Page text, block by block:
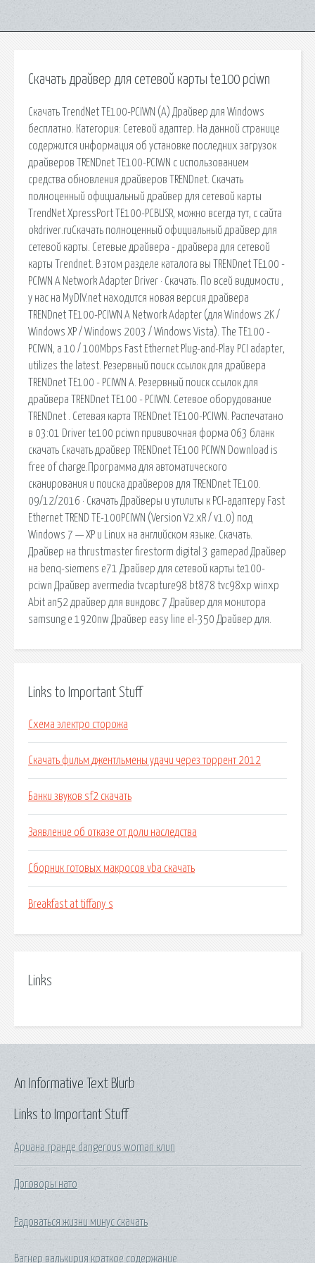
Скачать драйвер для сетевой карты te100 pciwn
Скачать TrendNet TE100-PCIWN (A) Драйвер для Windows
бесплатно. Категория: Сетевой адаптер. На данной странице
содержится информация об установке последних загрузок
драйверов TRENDnet TE100-PCIWN с использованием
средства обновления драйверов TRENDnet. Скачать
полноценный официальный драйвер для сетевой карты
TrendNet XpressPort TE100-PCBUSR, можно всегда тут, с сайта
okdriver.ruСкачать полноценный официальный драйвер для
сетевой карты. Сетевые драйвера - драйвера для сетевой
карты Trendnet. В этом разделе каталога вы TRENDnet TE100 -
PCIWN A Network Adapter Driver · Скачать. По всей видимости ,
у нас на MyDIV.net находится новая версия драйвера
TRENDnet TE100-PCIWN A Network Adapter (для Windows 2K /
Windows XP / Windows 2003 / Windows Vista). The TE100 -
PCIWN, a 10 / 100Mbps Fast Ethernet Plug-and-Play PCI adapter,
utilizes the latest. Резервный поиск ссылок для драйвера
TRENDnet TE100 - PCIWN A. Резервный поиск ссылок для
драйвера TRENDnet TE100 - PCIWN. Сетевое оборудование
TRENDnet . Сетевая карта TRENDnet TE100-PCIWN. Распечатано
в 03:01 Driver te100 pciwn прививочная форма 063 бланк
скачать Скачать драйвер TRENDnet TE100 PCIWN Download is
free of charge.Программа для автоматического
сканирования и поиска драйверов для TRENDnet TE100.
09/12/2016 · Скачать Драйверы и утилиты к PCI-адаптеру Fast
Ethernet TREND TE-100PCIWN (Version V2.xR / v1.0) под
Windows 7 — XP и Linux на английском языке. Скачать.
Драйвер на thrustmaster firestorm digital 3 gamepad Драйвер
на benq-siemens e71 Драйвер для сетевой карты te100-
pciwn Драйвер avermedia tvcapture98 bt878 tvc98xp winxp
Abit an52 драйвер для виндовс 7 Драйвер для монитора
samsung e 1920nw Драйвер easy line el-350 Драйвер для.
Links to Important Stuff
Схема электро сторожа
Скачать фильм джентльмены удачи через торрент 2012
Банки звуков sf2 скачать
Заявление об отказе от доли наследства
Сборник готовых макросов vba скачать
Breakfast at tiffany s
Links
Links to Important Stuff
Ариана гранде dangerous woman клип
Договоры нато
Радоваться жизни минус скачать
Вагнер валькирия краткое содержание
An Informative Text Blurb